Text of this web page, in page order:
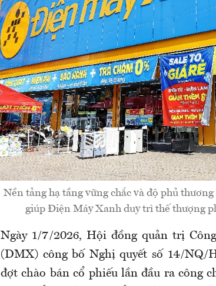
Nền tảng hạ tầng vững chắc và độ phủ
giúp Điện Máy Xanh duy trì thế thượng
Ngày 1/7/2026, Hội đồng quản trị
(DMX) công bố Nghị quyết số 14/
đợt chào bán cổ phiếu lần đầu ra công